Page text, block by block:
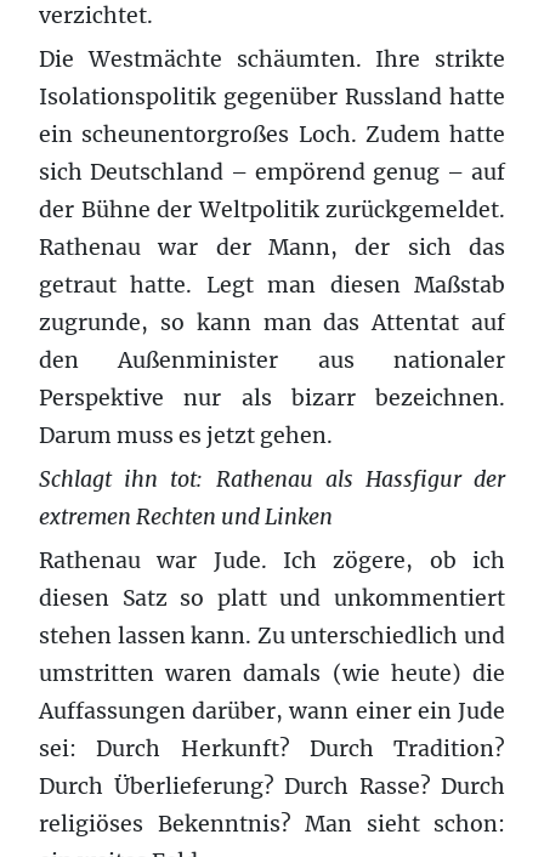
verzichtet.
Die Westmächte schäumten. Ihre strikte
Isolationspolitik gegenüber Russland hatte
ein scheunentorgroßes Loch. Zudem hatte
sich Deutschland – empörend genug – auf
der Bühne der Weltpolitik zurückgemeldet.
Rathenau war der Mann, der sich das
getraut hatte. Legt man diesen Maßstab
zugrunde, so kann man das Attentat auf
den Außenminister aus nationaler
Perspektive nur als bizarr bezeichnen.
Darum muss es jetzt gehen.
Schlagt ihn tot: Rathenau als Hassfigur der
extremen Rechten und Linken
Rathenau war Jude. Ich zögere, ob ich
diesen Satz so platt und unkommentiert
stehen lassen kann. Zu unterschiedlich und
umstritten waren damals (wie heute) die
Auffassungen darüber, wann einer ein Jude
sei: Durch Herkunft? Durch Tradition?
Durch Überlieferung? Durch Rasse? Durch
religiöses Bekenntnis? Man sieht schon: